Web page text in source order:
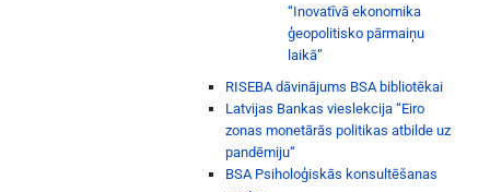
“Inovatīvā ekonomika
ģeopolitisko pārmaiņu
laikā”
RISEBA dāvinājums BSA bibliotēkai
Latvijas Bankas vieslekcija “Eiro
zonas monetārās politikas atbilde uz
pandēmiju“
BSA Psiholoģiskās konsultēšanas